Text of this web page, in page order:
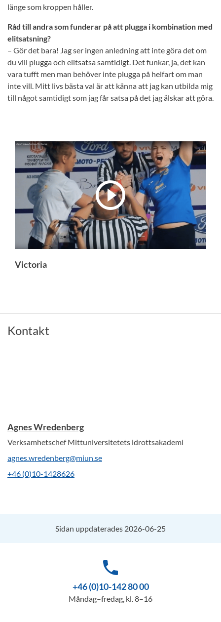
länge som kroppen håller.
Råd till andra som funderar på att plugga i kombination med
elitsatsning?
– Gör det bara! Jag ser ingen anledning att inte göra det om
du vill plugga och elitsatsa samtidigt. Det funkar, ja, det kan
vara tufft men man behöver inte plugga på helfart om man
inte vill. Mitt livs bästa val är att känna att jag kan utbilda mig
till något samtidigt som jag får satsa på det jag älskar att göra.
Victoria
Kontakt
Agnes Wredenberg
Verksamhetschef Mittuniversitetets idrottsakademi
agnes.wredenberg@miun.se
+46 (0)10-1428626
Sidan uppdaterades 2026-06-25
phone
+46 (0)10-142 80 00
Måndag–fredag, kl. 8–16